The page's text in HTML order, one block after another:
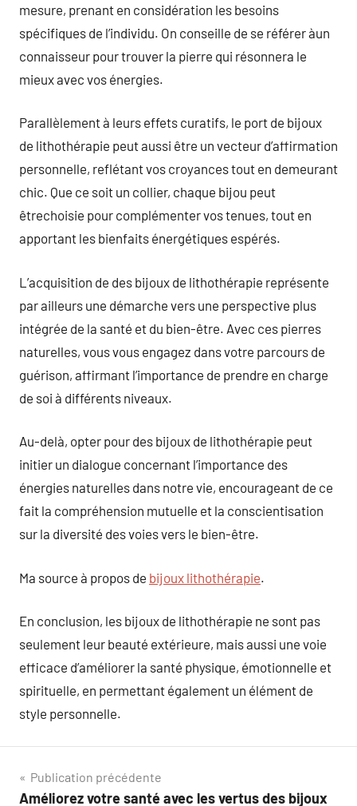
mesure, prenant en considération les besoins
spécifiques de l’individu. On conseille de se référer àun
connaisseur pour trouver la pierre qui résonnera le
mieux avec vos énergies.
Parallèlement à leurs effets curatifs, le port de bijoux
de lithothérapie peut aussi être un vecteur d’affirmation
personnelle, reflétant vos croyances tout en demeurant
chic. Que ce soit un collier, chaque bijou peut
êtrechoisie pour complémenter vos tenues, tout en
apportant les bienfaits énergétiques espérés.
L’acquisition de des bijoux de lithothérapie représente
par ailleurs une démarche vers une perspective plus
intégrée de la santé et du bien-être. Avec ces pierres
naturelles, vous vous engagez dans votre parcours de
guérison, affirmant l’importance de prendre en charge
de soi à différents niveaux.
Au-delà, opter pour des bijoux de lithothérapie peut
initier un dialogue concernant l’importance des
énergies naturelles dans notre vie, encourageant de ce
fait la compréhension mutuelle et la conscientisation
sur la diversité des voies vers le bien-être.
Ma source à propos de bijoux lithothérapie.
En conclusion, les bijoux de lithothérapie ne sont pas
seulement leur beauté extérieure, mais aussi une voie
efficace d’améliorer la santé physique, émotionnelle et
spirituelle, en permettant également un élément de
style personnelle.
Navigation
Publication précédente
Améliorez votre santé avec les vertus des bijoux